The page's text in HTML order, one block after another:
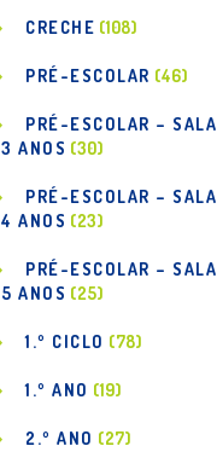
CRECHE (108)
PRÉ-ESCOLAR (46)
PRÉ-ESCOLAR – SALA
3 ANOS (30)
PRÉ-ESCOLAR – SALA
4 ANOS (23)
PRÉ-ESCOLAR – SALA
5 ANOS (25)
1.º CICLO (78)
1.º ANO (19)
2.º ANO (27)